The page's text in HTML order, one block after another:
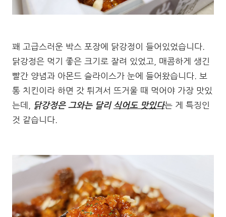
꽤 고급스러운 박스 포장에 닭강정이 들어있었습니다.
닭강정은 먹기 좋은 크기로 잘려 있었고, 매콤하게 생긴
빨간 양념과 아몬드 슬라이스가 눈에 들어왔습니다. 보
통 치킨이라 하면 갓 튀겨서 뜨거울 때 먹어야 가장 맛있
는데, 닭강정은 그와는 달리 식어도 맛있다는 게 특징인
것 같습니다.